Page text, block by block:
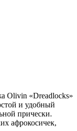
Olivin «Dreadlocks»
и удобный
прически.
афрокосичек,